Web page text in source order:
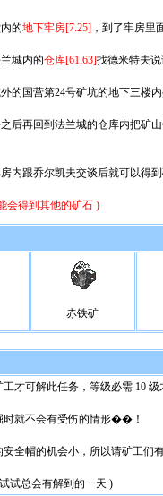
的地下牢房[7.25] ，到了牢房里
城内的仓库[61.63]找德米特夫
国营第24号矿坑的地下三楼内
再回到法兰城的仓库内把矿山
跟乔尔凯夫交谈后就可以得到
会得到其他的矿石 )
赤铁矿
才可解此任务，等级必需 10
时就不会有受伤的情形��！
安全帽的机会小，所以请矿工们
试总会有解到的一天 )